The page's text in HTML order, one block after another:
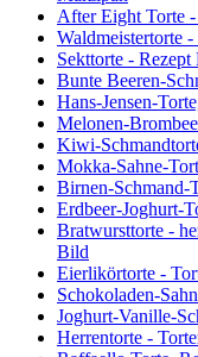
After Eight Torte
Waldmeistertorte
Sekttorte -
Bunte Beeren-
Hans-Jensen-
Melonen-
Kiwi-
Mokka-Sahne-
Birnen-Schmand-
Erdbeer-Joghurt-
Bratwursttorte -
Bild
Eierlikörtorte -
Schokoladen-
Joghurt-Vanille-
Herrentorte -